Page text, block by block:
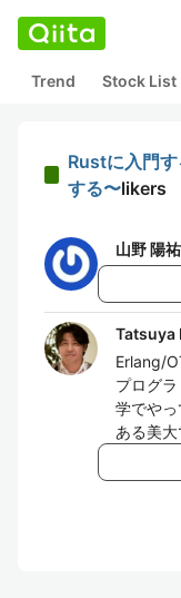
Trend Stock List
Rustに入門
する〜likers
山野 陽祐
Tatsuya
Erlang/
プログ
学でや
ある美